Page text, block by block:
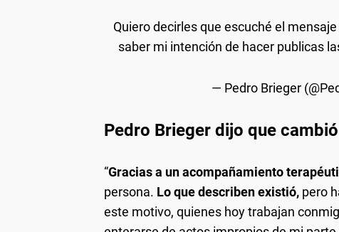
Quiero decirles que escuché el mensaje
saber mi intención de hacer publicas
— Pedro Brieger
Pedro Brieger dijo que
“Gracias a un acompañamiento
persona. Lo que describen existió, pero
este motivo, quienes hoy trabajan